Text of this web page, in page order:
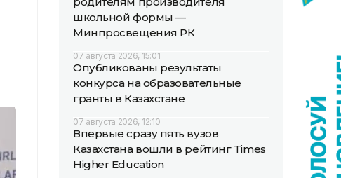
школьной формы —
Минпросвещения РК
07 августа 2026, 15:01
Опубликованы результаты
конкурса на образовательные
гранты в Казахстане
07 августа 2026, 12:10
Впервые сразу пять вузов
Казахстана вошли в рейтинг Times
Higher Education